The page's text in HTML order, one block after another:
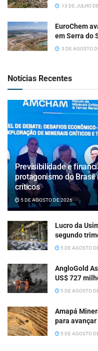
13 DE JULHO
EuroChem
em Serra do
5 DE AGOSTO
Notícias Recentes
Previsibilidade e
protagonismo do
críticos
5 DE AGOSTO DE 2026
Lucro da
segundo
5 DE AGOSTO
AngloGold
US$ 727
5 DE AGOSTO
Amapá
para
5 DE AGOSTO